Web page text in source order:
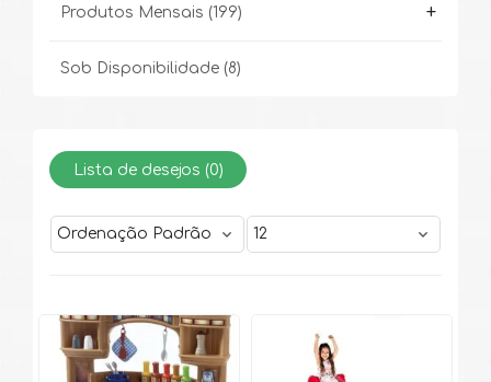
Produtos Mensais +
(199)
Sob Disponibilidade (8)
Lista de desejos (0)